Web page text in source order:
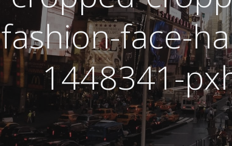
fashion-face-
1448341-